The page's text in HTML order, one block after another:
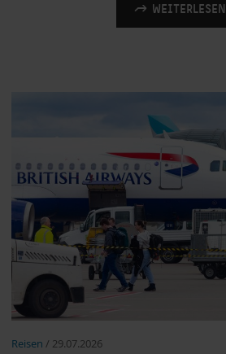
WEITERLESEN
Reisen / 29.07.2026